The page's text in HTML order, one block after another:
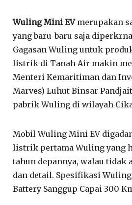
Wuling Mini EVmerupakan
yang baru-baru saja
Gagasan Wuling untuk
listrik di Tanah Air makin
Menteri Kemaritiman dan
Marves) Luhut Binsar
pabrik Wuling di wilayah
Mobil Wuling Mini EV
listrik pertama Wuling yang
tahun depannya, walau tidak
dan detail. Spesifikasi
Battery Sanggup Capai 300